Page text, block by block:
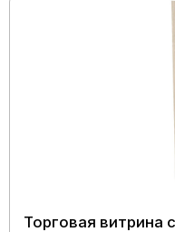
Торговая витрина